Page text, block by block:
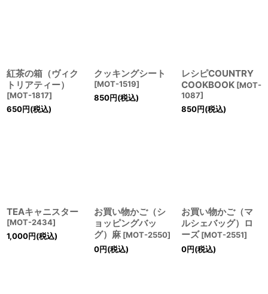
紅茶の箱（ヴィク
トリアティー）
[MOT-1817]
650円(税込)
クッキングシート
[MOT-1519]
850円(税込)
レシピCOUNTRY
COOKBOOK [MOT-
1087]
850円(税込)
TEAキャニスター
[MOT-2434]
1,000円(税込)
お買い物かご（シ
ョッピングバッ
グ）麻 [MOT-2550]
0円(税込)
お買い物かご（マ
ルシェバッグ）ロ
ーズ [MOT-2551]
0円(税込)